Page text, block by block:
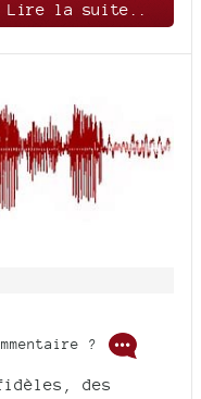
Lire la suite..
?
des